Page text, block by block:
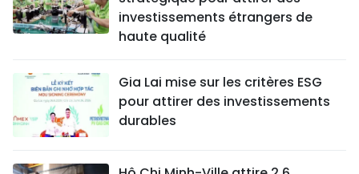
investissements étrangers de
haute qualité
Gia Lai mise sur les critères ESG
pour attirer des investissements
durables